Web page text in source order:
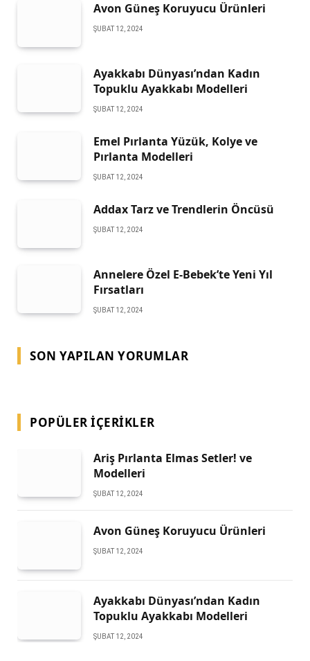
Avon Güneş Koruyucu Ürünleri
ŞUBAT 12, 2024
Ayakkabı Dünyası’ndan Kadın
Topuklu Ayakkabı Modelleri
ŞUBAT 12, 2024
Emel Pırlanta Yüzük, Kolye ve
Pırlanta Modelleri
ŞUBAT 12, 2024
Addax Tarz ve Trendlerin Öncüsü
ŞUBAT 12, 2024
Annelere Özel E-Bebek’te Yeni Yıl
Fırsatları
ŞUBAT 12, 2024
SON YAPILAN YORUMLAR
POPÜLER İÇERIKLER
Ariş Pırlanta Elmas Setler! ve
Modelleri
ŞUBAT 12, 2024
Avon Güneş Koruyucu Ürünleri
ŞUBAT 12, 2024
Ayakkabı Dünyası’ndan Kadın
Topuklu Ayakkabı Modelleri
ŞUBAT 12, 2024